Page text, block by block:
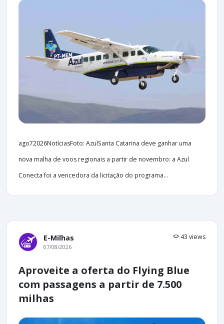
ago72026NotíciasFoto: AzulSanta Catarina deve ganhar uma
nova malha de voos regionais a partir de novembro: a Azul
Conecta foi a vencedora da licitação do programa...
E-Milhas 43 views
07/08/2026
Aproveite a oferta do Flying Blue
com passagens a partir de 7.500
milhas